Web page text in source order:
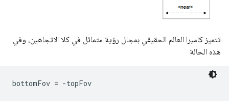
تتميز كاميرا العالم الحقيقي بمجال رؤية متماثل في كلا الاتجاهين، وفي
هذه الحالة
bottomFov = -topFov